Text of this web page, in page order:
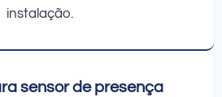
instalação.
sensor de presença